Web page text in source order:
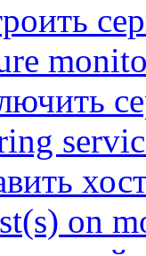
on